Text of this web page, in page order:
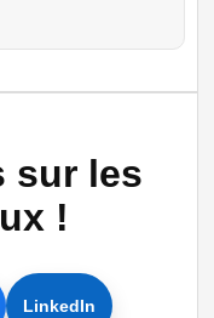
sur les
!
LinkedIn